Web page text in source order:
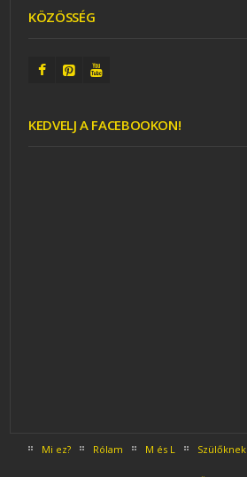
KÖZÖSSÉG
KEDVELJ A FACEBOOKON!
Mi ez? Rólam M és L Szülőknek